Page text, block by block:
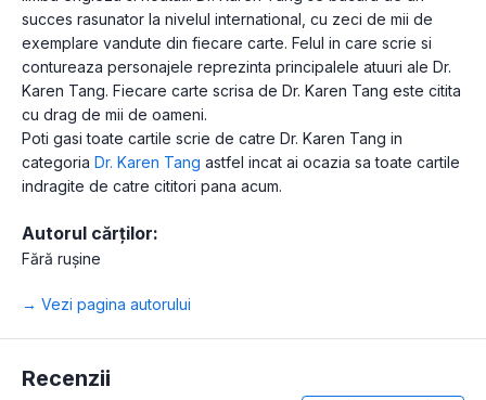
succes rasunator la nivelul international, cu zeci de mii de
exemplare vandute din fiecare carte. Felul in care scrie si
contureaza personajele reprezinta principalele atuuri ale Dr.
Karen Tang. Fiecare carte scrisa de Dr. Karen Tang este citita
cu drag de mii de oameni.
Poti gasi toate cartile scrie de catre Dr. Karen Tang in
categoria Dr. Karen Tang astfel incat ai ocazia sa toate cartile
indragite de catre cititori pana acum.
Autorul cărților:
Fără rușine
→ Vezi pagina autorului
Recenzii